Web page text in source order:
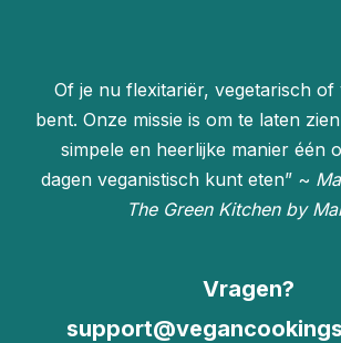
Of je nu flexitariër, vegetarisch of
bent. Onze missie is om te laten
simpele en heerlijke manier één
dagen veganistisch kunt eten” ~
The Green Kitchen by
Vragen?